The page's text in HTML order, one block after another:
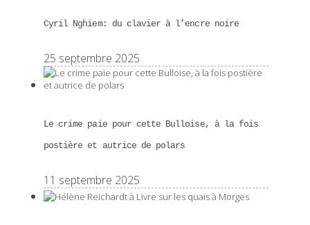
Cyril Nghiem: du clavier à l’encre noire
25 septembre 2025
Le crime paie pour cette Bulloise, à la fois
postière et autrice de polars
11 septembre 2025